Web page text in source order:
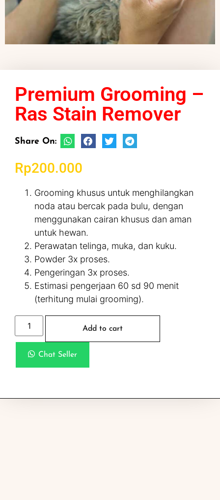
Premium Grooming –
Ras Stain Remover
Share On:
Rp200.000
Grooming khusus untuk menghilangkan
noda atau bercak pada bulu, dengan
menggunakan cairan khusus dan aman
untuk hewan.
Perawatan telinga, muka, dan kuku.
Powder 3x proses.
Pengeringan 3x proses.
Estimasi pengerjaan 60 sd 90 menit
(terhitung mulai grooming).
Add to cart
Chat Seller